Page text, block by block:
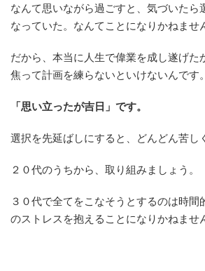
なんて思いながら過ごすと、気づいたら
なっていた。なんてことになりかねませ
だから、本当に人生で偉業を成し遂げた
焦って計画を練らないといけないんです。
「思い立ったが吉日」です。
選択を先延ばしにすると、どんどん苦し
２０代のうちから、取り組みましょう。
３０代で全てをこなそうとするのは時間
のストレスを抱えることになりかねませ